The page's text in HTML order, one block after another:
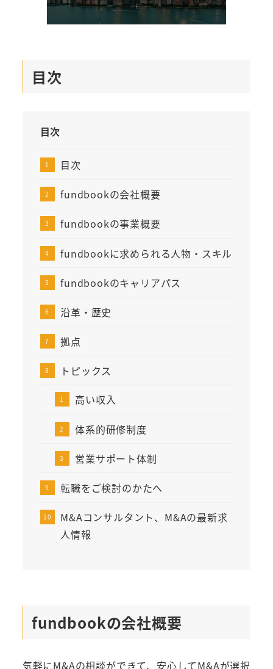
目次
目次
目次
fundbookの会社概要
fundbookの事業概要
fundbookに求められる人物・スキル
fundbookのキャリアパス
沿革・歴史
拠点
トピックス
高い収入
体系的研修制度
営業サポート体制
転職をご検討のかたへ
M&Aコンサルタント、M&Aの最新求
人情報
fundbookの会社概要
気軽にM&Aの相談ができて、安心してM&Aが選択